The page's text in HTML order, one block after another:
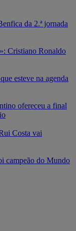
da 2.ª jornada
Cristiano Ronaldo
esteve na agenda
ofereceu a final
Costa vai
campeão do Mundo